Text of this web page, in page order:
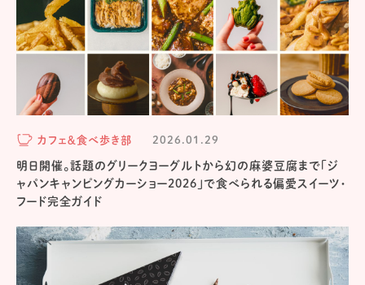
カフェ＆食べ歩き部 2026.01.29
明日開催。話題のグリークヨーグルトから幻の麻婆豆腐まで「ジ
ャパンキャンピングカーショー2026」で食べられる偏愛スイーツ・
フード完全ガイド